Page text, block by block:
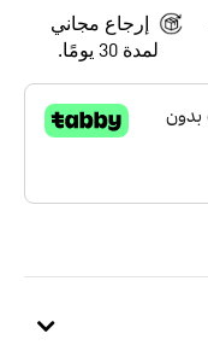
إرجاع مجاني
لمدة 30 يومًا.